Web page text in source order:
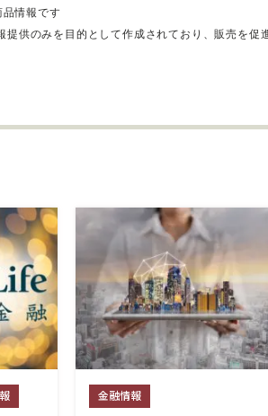
情報です
供のみを目的として作成されており、販売を促
金融情報